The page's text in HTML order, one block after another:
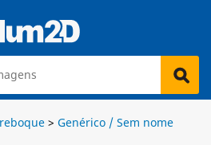
> Genérico / Sem nome